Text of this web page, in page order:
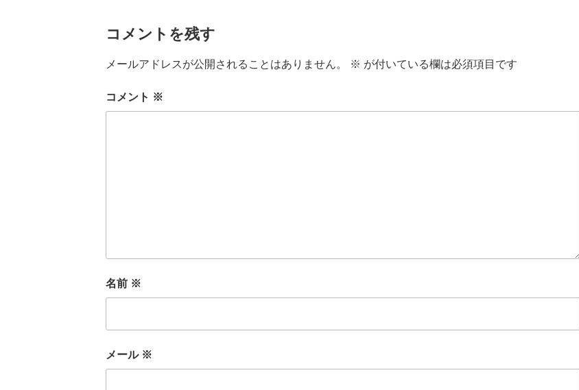
コメントを残す
メールアドレスが公開されることはありません。 ※ が付いている欄は必須項目です
コメント ※
名前 ※
メール ※